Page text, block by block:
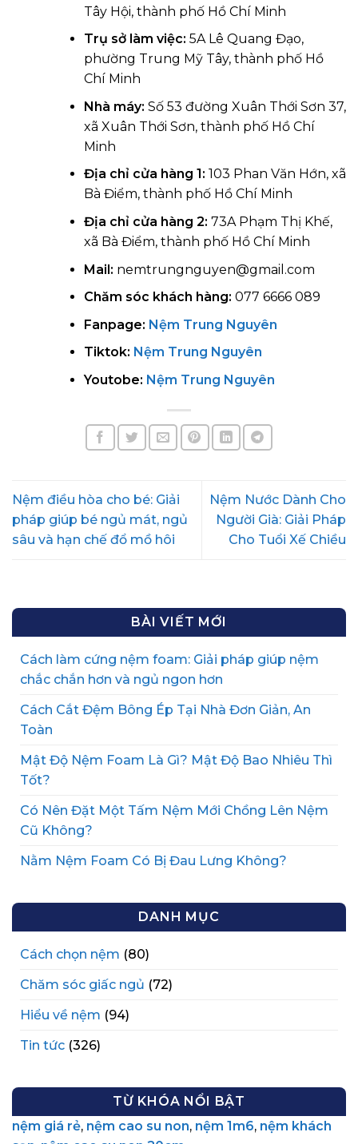
Tây Hội, thành phố Hồ Chí Minh
Trụ sở làm việc: 5A Lê Quang Đạo,
phường Trung Mỹ Tây, thành phố Hồ
Chí Minh
Nhà máy: Số 53 đường Xuân Thới Sơn 37,
xã Xuân Thới Sơn, thành phố Hồ Chí
Minh
Địa chỉ cửa hàng 1: 103 Phan Văn Hớn, xã
Bà Điểm, thành phố Hồ Chí Minh
Địa chỉ cửa hàng 2: 73A Phạm Thị Khế,
xã Bà Điểm, thành phố Hồ Chí Minh
Mail: nemtrungnguyen@gmail.com
Chăm sóc khách hàng: 077 6666 089
Fanpage: Nệm Trung Nguyên
Tiktok: Nệm Trung Nguyên
Youtobe: Nệm Trung Nguyên
Nệm điều hòa cho bé: Giải
pháp giúp bé ngủ mát, ngủ
sâu và hạn chế đổ mồ hôi
Nệm Nước Dành Cho
Người Già: Giải Pháp
Cho Tuổi Xế Chiều
BÀI VIẾT MỚI
Cách làm cứng nệm foam: Giải pháp giúp nệm
chắc chắn hơn và ngủ ngon hơn
Cách Cắt Đệm Bông Ép Tại Nhà Đơn Giản, An
Toàn
Mật Độ Nệm Foam Là Gì? Mật Độ Bao Nhiêu Thì
Tốt?
Có Nên Đặt Một Tấm Nệm Mới Chồng Lên Nệm
Cũ Không?
Nằm Nệm Foam Có Bị Đau Lưng Không?
DANH MỤC
Cách chọn nệm (80)
Chăm sóc giấc ngủ (72)
Hiểu về nệm (94)
Tin tức (326)
TỪ KHÓA NỔI BẬT
nệm giá rẻ, nệm cao su non, nệm 1m6, nệm khách